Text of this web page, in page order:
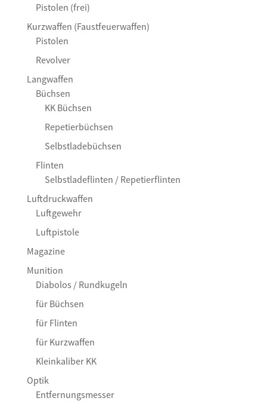
Pistolen (frei)
Kurzwaffen (Faustfeuerwaffen)
Pistolen
Revolver
Langwaffen
Büchsen
KK Büchsen
Repetierbüchsen
Selbstladebüchsen
Flinten
Selbstladeflinten / Repetierflinten
Luftdruckwaffen
Luftgewehr
Luftpistole
Magazine
Munition
Diabolos / Rundkugeln
für Büchsen
für Flinten
für Kurzwaffen
Kleinkaliber KK
Optik
Entfernungsmesser